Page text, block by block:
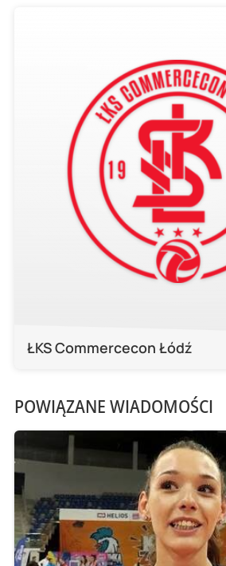
ŁKS Commercecon Łódź
POWIĄZANE WIADOMOŚCI